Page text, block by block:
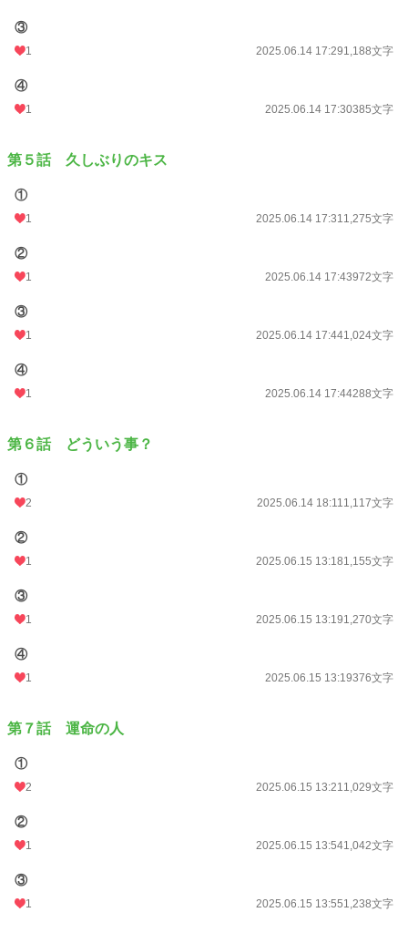
③
1 2025.06.14 17:291,188文字
④
1 2025.06.14 17:30385文字
第５話 久しぶりのキス
①
1 2025.06.14 17:311,275文字
②
1 2025.06.14 17:43972文字
③
1 2025.06.14 17:441,024文字
④
1 2025.06.14 17:44288文字
第６話 どういう事？
①
2 2025.06.14 18:111,117文字
②
1 2025.06.15 13:181,155文字
③
1 2025.06.15 13:191,270文字
④
1 2025.06.15 13:19376文字
第７話 運命の人
①
2 2025.06.15 13:211,029文字
②
1 2025.06.15 13:541,042文字
③
1 2025.06.15 13:551,238文字